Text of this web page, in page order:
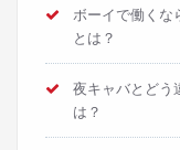
ボーイで働くな
とは？
夜キャバとどう
は？